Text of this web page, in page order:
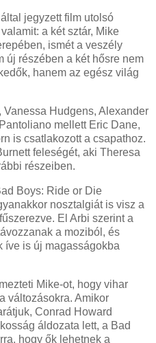
jegyzett film utolsó
a két sztár, Mike
ismét a veszély
új részében a két hősre nem
hanem az egész világ
Hudgens, Alexander
mellett Eric Dane,
is csatlakozott a csapathoz.
feleségét, aki Theresa
részeiben.
Boys: Ride or Die
nosztalgiát is visz a
El Arbi szerint a
a moziból, és
íve is új magasságokba
Mike-ot, hogy vihar
változásokra. Amikor
Conrad Howard
áldozata lett, a Bad
hogy ők lehetnek a